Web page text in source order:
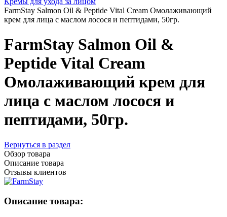
FarmStay Salmon Oil & Peptide Vital Cream Омолаживающий
крем для лица с маслом лосося и пептидами, 50гр.
FarmStay Salmon Oil &
Peptide Vital Cream
Омолаживающий крем для
лица с маслом лосося и
пептидами, 50гр.
Вернуться в раздел
Обзор товара
Описание товара
Отзывы клиентов
Описание товара: